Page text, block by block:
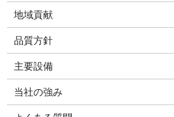
地域貢献
品質方針
主要設備
当社の強み